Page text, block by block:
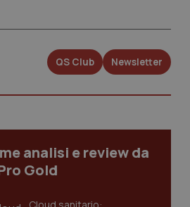
QS Club Newsletter
analisi e review da
Gold